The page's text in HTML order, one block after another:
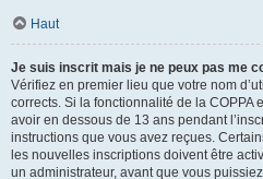
Haut
Je suis inscrit mais je ne peux pas me
Vérifiez en premier lieu que votre nom
corrects. Si la fonctionnalité de la COPPA
avoir en dessous de 13 ans pendant
instructions que vous avez reçues.
les nouvelles inscriptions doivent être
un administrateur, avant que vous